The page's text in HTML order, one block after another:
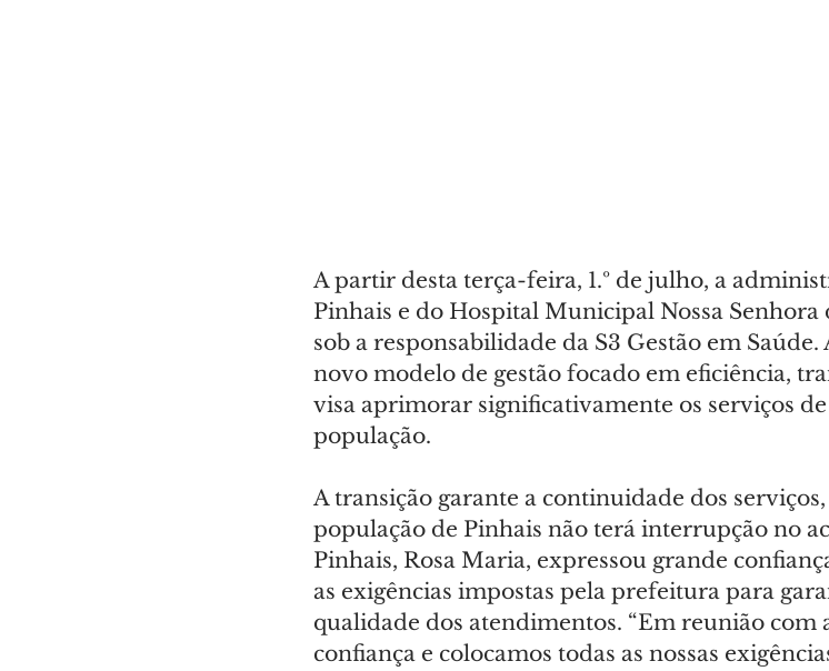
A partir desta terça-feira, 1.º de julho, a
Pinhais e do Hospital Municipal Nossa Senhora
sob a responsabilidade da S3 Gestão em
novo modelo de gestão focado em eficiência,
visa aprimorar significativamente os serviços
população.
A transição garante a continuidade dos
população de Pinhais não terá interrupção no
Pinhais, Rosa Maria, expressou grande
as exigências impostas pela prefeitura para
qualidade dos atendimentos. “Em reunião com
confiança e colocamos todas as nossas